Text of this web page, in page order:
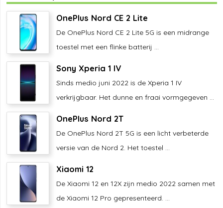
OnePlus Nord CE 2 Lite
De OnePlus Nord CE 2 Lite 5G is een midrange
toestel met een flinke batterij ...
Sony Xperia 1 IV
Sinds medio juni 2022 is de Xperia 1 IV
verkrijgbaar. Het dunne en fraai vormgegeven ...
OnePlus Nord 2T
De OnePlus Nord 2T 5G is een licht verbeterde
versie van de Nord 2. Het toestel ...
Xiaomi 12
De Xiaomi 12 en 12X zijn medio 2022 samen met
de Xiaomi 12 Pro gepresenteerd. ...